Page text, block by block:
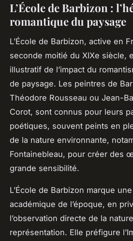
L’École de Barbizon :
romantique du paysage
L’École de Barbizon, active en
seconde moitié du XIXe siècle,
illustratif de l’impact du
de paysage. Les peintres de
Théodore Rousseau ou Jean-
Corot, sont connus pour leurs
poétiques, souvent peints en
de la nature environnante,
Fontainebleau, pour créer des
grande sensibilité.
L’École de Barbizon marque
académique de l’époque, en
l’observation directe de la
représentation. Elle préfigure